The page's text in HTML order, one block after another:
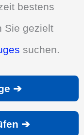
bestens
Sie gezielt
suchen.
➔
➔